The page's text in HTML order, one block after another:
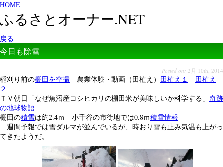
HOME
ふるさとオーナー.NET
戻る
今日も除雪
Posted on: 2月 10th, 2014
稲刈り前の棚田を空撮 農業体験・動画（田植え） 田植え１
田植え
２
ＴＶ朝日「なぜ魚沼産コシヒカリの棚田米が美味しいか科学する」 奇跡
の地球物語
棚田の積雪は約2.4ｍ 小千谷の市街地では0.8ｍ積雪情報
週間予報では雪ダルマが並んでいるが、時おり雪も止み気温も上がっ
てきたようだ。